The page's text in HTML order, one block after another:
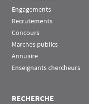
Engagements
Recrutements
Concours
Marchés publics
Annuaire
Enseignants chercheurs
RECHERCHE